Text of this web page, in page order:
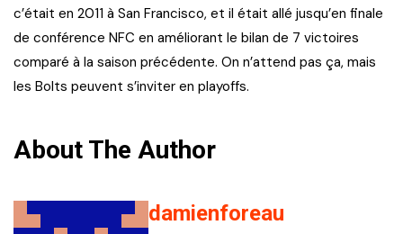
c’était en 2011 à San Francisco, et il était allé jusqu’en finale
de conférence NFC en améliorant le bilan de 7 victoires
comparé à la saison précédente. On n’attend pas ça, mais
les Bolts peuvent s’inviter en playoffs.
About The Author
damienforeau